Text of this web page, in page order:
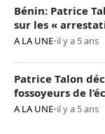
Bénin: Patrice
sur les «
A LA UNE•il y a 5 ans
Patrice Talon
fossoyeurs de
A LA UNE•il y a 5 ans